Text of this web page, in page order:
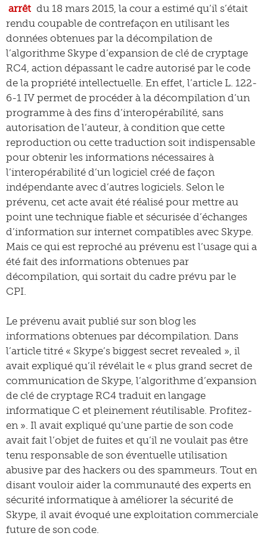
arrêt du 18 mars 2015, la cour a estimé qu’il s’était
rendu coupable de contrefaçon en utilisant les
données obtenues par la décompilation de
l’algorithme Skype d’expansion de clé de cryptage
RC4, action dépassant le cadre autorisé par le code
de la propriété intellectuelle. En effet, l’article L. 122-
6-1 IV permet de procéder à la décompilation d’un
programme à des fins d’interopérabilité, sans
autorisation de l’auteur, à condition que cette
reproduction ou cette traduction soit indispensable
pour obtenir les informations nécessaires à
l’interopérabilité d’un logiciel créé de façon
indépendante avec d’autres logiciels. Selon le
prévenu, cet acte avait été réalisé pour mettre au
point une technique fiable et sécurisée d’échanges
d’information sur internet compatibles avec Skype.
Mais ce qui est reproché au prévenu est l’usage qui a
été fait des informations obtenues par
décompilation, qui sortait du cadre prévu par le
CPI.
Le prévenu avait publié sur son blog les
informations obtenues par décompilation. Dans
l’article titré « Skype’s biggest secret revealed », il
avait expliqué qu’il révélait le « plus grand secret de
communication de Skype, l’algorithme d’expansion
de clé de cryptage RC4 traduit en langage
informatique C et pleinement réutilisable. Profitez-
en ». Il avait expliqué qu’une partie de son code
avait fait l’objet de fuites et qu’il ne voulait pas être
tenu responsable de son éventuelle utilisation
abusive par des hackers ou des spammeurs. Tout en
disant vouloir aider la communauté des experts en
sécurité informatique à améliorer la sécurité de
Skype, il avait évoqué une exploitation commerciale
future de son code.